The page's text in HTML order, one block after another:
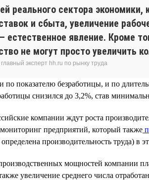
реального сектора
и сбыта, увеличение
естественное явление. Кроме
не могут просто увеличить
эксперт hh.ru по рынку труда
показателю безработицы, и по
снизился до 3,2%, став
компании ждут роста
предприятий, который также
производительность труда)
мощностей компании
увеличение среднего числа